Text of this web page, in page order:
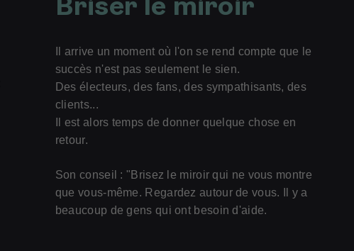
Briser le miroir
Il arrive un moment où l'on se rend compte que le
succès n'est pas seulement le sien.
Des électeurs, des fans, des sympathisants, des
clients...
Il est alors temps de donner quelque chose en
retour.
Son conseil : "Brisez le miroir qui ne vous montre
que vous-même. Regardez autour de vous. Il y a
beaucoup de gens qui ont besoin d'aide.